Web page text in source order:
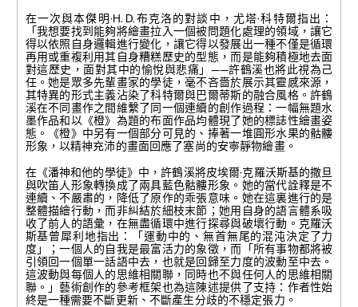
在一次與本傑明·H. D.布克洛的對談中，尤塔·科特爾指出：
「我想要找到能夠將繪畫拉入一個被問題化處理的領域，讓它
得以依照自身邏輯進行變化，讓它得以發展出一種不僅是循環
再用或重複利用其自身糟糕歷史的型態，而是能夠積極地去面
對這歷史，面對其中的愉悅與悲痛」——許鶴溪也將此視為己
任。她是眾多先輩畫家的學徒，毫不吝嗇於展示其靈感來源，
其特異的形式主義沾染了科特爾與巴爾蒂斯的融合風格。許鶴
溪在不同畫作之間維繫了同一個連續的創作過程：一幅無題水
墨作品和以《橙》為題的布面作品均體現了她的標誌性繪畫姿
態。《橙》中另有一個部分可見的、捧著一堆圓形水果的骷髏
形象，以精神充沛的畫面回應了塞尚的安寧靜物繪畫。
在《潘神和他的學徒》中，許鶴溪將皮埃爾·克羅沃斯基的撒旦
與吹笛人形象轉換成了兩具藍色骷髏形象。她的當代詮釋是不
連續、不嚴肅的，降低了原作的乖張意味。她在這裏進行的是
整體描繪行動，而非糾結於細枝末節；她用自身的語言體系吸
收了前人的語彙，在無盡循環中進行探尋與破壞行動。克羅沃
斯基曾犀利地指出：「運動中的、無首無尾的混沌決定了力
度」；一個人的自我是最富活力的象徵，而「所有事物都將被
引領回一個單一話語中去，也就是回歸至力度的波動至中去。
這波動與每個人的思維相關聯，同時也不與任何人的思維相關
聯。」藝術創作的參考框架也為這陳述提供了支持：作者性始
終是一種需要不斷更新、不斷產生分歧的不穩定張力。